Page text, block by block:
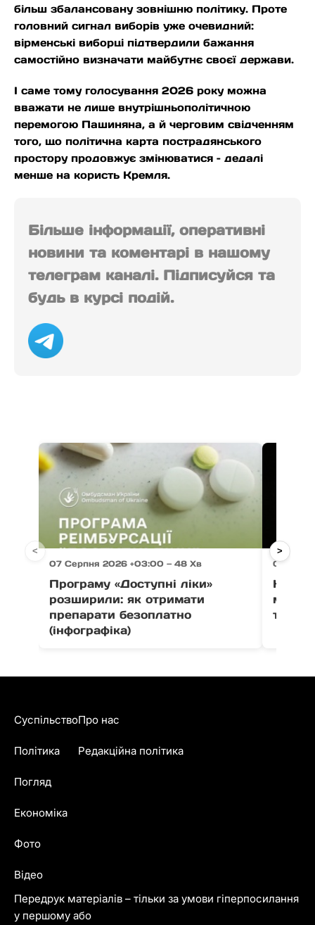
більш збалансовану зовнішню політику. Проте
головний сигнал виборів уже очевидний:
вірменські виборці підтвердили бажання
самостійно визначати майбутнє своєї держави.
І саме тому голосування 2026 року можна
вважати не лише внутрішньополітичною
перемогою Пашиняна, а й черговим свідченням
того, що політична карта пострадянського
простору продовжує змінюватися – дедалі
менше на користь Кремля.
Більше інформації, оперативні
новини та коментарі в нашому
телеграм каналі. Підписуйся та
будь в курсі подій.
07 Серпня 2026 +03:00 — 48 Хв
Програму «Доступні ліки»
розширили: як отримати
препарати безоплатно
(інфографіка)
07
На
< >
Передрук матеріалів – тільки за умови гіперпосилання
у першому або
Суспільство
Політика
Погляд
Економіка
Фото
Відео
Про нас
Редакційна політика